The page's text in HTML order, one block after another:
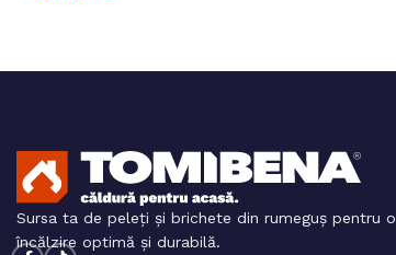
Sursa ta de peleți și brichete din rumeguș pentru o
încălzire optimă și durabilă.